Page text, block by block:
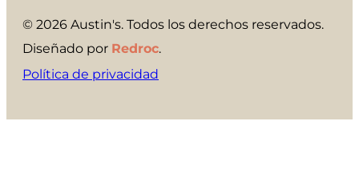
© 2026 Austin's. Todos los derechos reservados.
Diseñado por Redroc.
Política de privacidad